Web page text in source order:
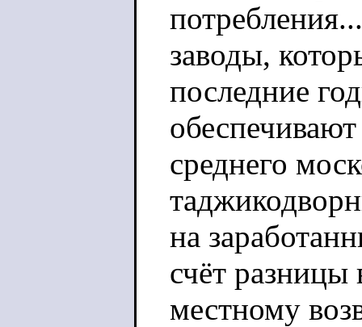
заводы,
последние
среднего
на
счёт разницы
местному